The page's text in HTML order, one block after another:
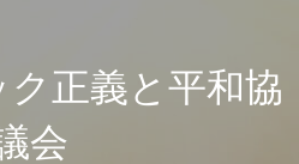
正義と平和協
会